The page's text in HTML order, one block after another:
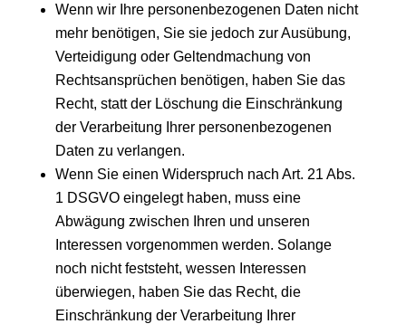
Wenn wir Ihre personenbezogenen Daten nicht
mehr benötigen, Sie sie jedoch zur Ausübung,
Verteidigung oder Geltendmachung von
Rechtsansprüchen benötigen, haben Sie das
Recht, statt der Löschung die Einschränkung
der Verarbeitung Ihrer personenbezogenen
Daten zu verlangen.
Wenn Sie einen Widerspruch nach Art. 21 Abs.
1 DSGVO eingelegt haben, muss eine
Abwägung zwischen Ihren und unseren
Interessen vorgenommen werden. Solange
noch nicht feststeht, wessen Interessen
überwiegen, haben Sie das Recht, die
Einschränkung der Verarbeitung Ihrer